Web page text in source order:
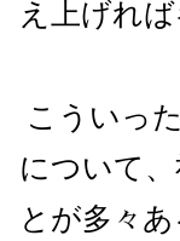
え上げれ
こういっ
について
とが多々